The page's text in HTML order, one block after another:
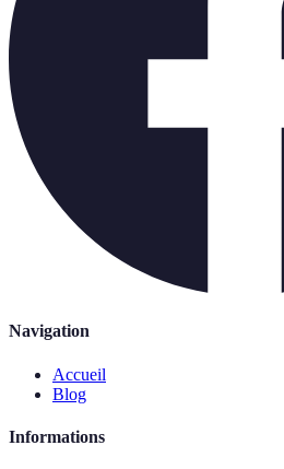
Navigation
Accueil
Blog
Informations